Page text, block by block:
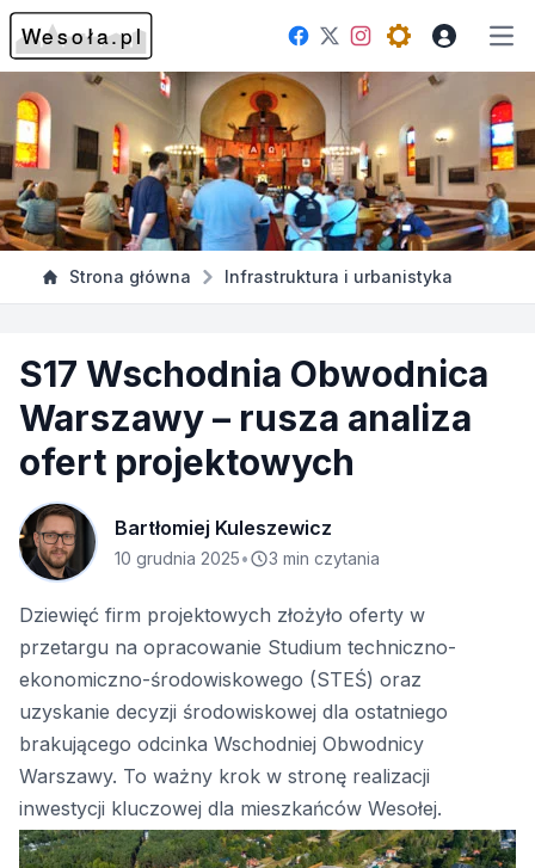
Facebook
TwitterInstagram
Open theme
Strona główna Infrastruktura i urbanistyka
S17 Wschodnia Obwodnica
Warszawy – rusza analiza
ofert projektowych
Bartłomiej Kuleszewicz
10 grudnia 2025• 3 min czytania
Dziewięć firm projektowych złożyło oferty w
przetargu na opracowanie Studium techniczno-
ekonomiczno-środowiskowego (STEŚ) oraz
uzyskanie decyzji środowiskowej dla ostatniego
brakującego odcinka Wschodniej Obwodnicy
Warszawy. To ważny krok w stronę realizacji
inwestycji kluczowej dla mieszkańców Wesołej.